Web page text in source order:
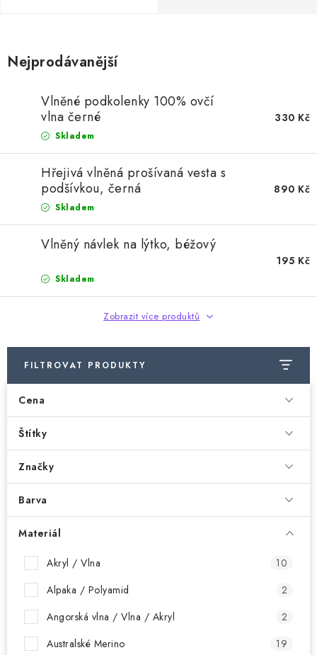
Nejprodávanější
Vlněné podkolenky 100% ovčí
vlna černé
Skladem
330 Kč
Hřejivá vlněná prošívaná vesta s
podšívkou, černá
Skladem
890 Kč
Vlněný návlek na lýtko, béžový
Skladem
195 Kč
Zobrazit více produktů
FILTROVAT PRODUKTY
Cena
Štítky
Značky
Barva
Materiál
Akryl / Vlna
10
Alpaka / Polyamid
2
Angorská vlna / Vlna / Akryl
2
Australské Merino
19